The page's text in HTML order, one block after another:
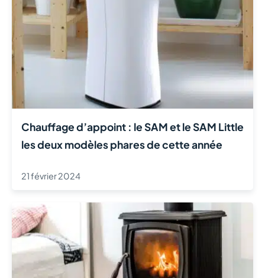
Chauffage d’appoint : le SAM et le SAM Little
les deux modèles phares de cette année
21 février 2024